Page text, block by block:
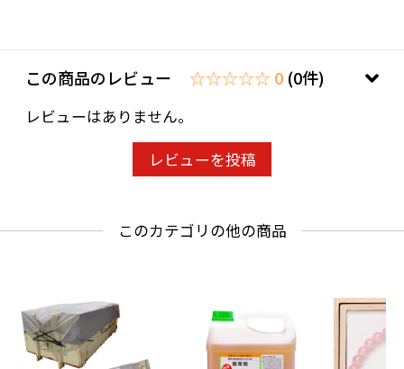
この商品のレビュー ☆☆☆☆☆ 0 (0件)
レビューはありません。
レビューを投稿
このカテゴリの他の商品